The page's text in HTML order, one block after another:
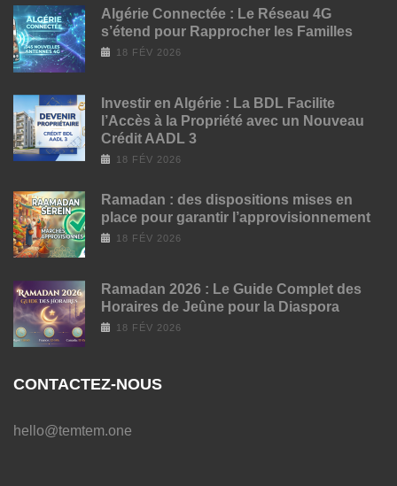
Algérie Connectée : Le Réseau 4G
s’étend pour Rapprocher les Familles
18 FÉV 2026
Investir en Algérie : La BDL Facilite
l’Accès à la Propriété avec un Nouveau
Crédit AADL 3
18 FÉV 2026
Ramadan : des dispositions mises en
place pour garantir l’approvisionnement
18 FÉV 2026
Ramadan 2026 : Le Guide Complet des
Horaires de Jeûne pour la Diaspora
18 FÉV 2026
CONTACTEZ-NOUS
hello@temtem.one